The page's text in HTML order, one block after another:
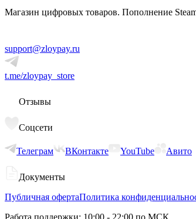
Магазин цифровых товаров. Пополнение
support@zloypay.ru
t.me/zloypay_store
Отзывы
Соцсети
Телеграм ВКонтакте YouTube Авито
Документы
Публичная офертаПолитика
Работа поддержки: 10:00 - 22:00 по МСК